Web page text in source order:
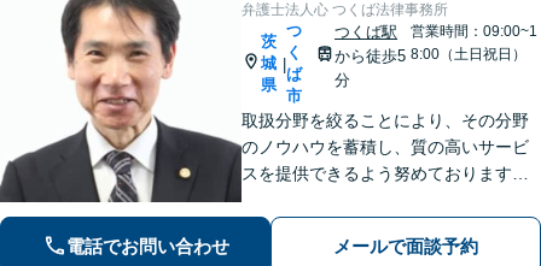
ます【着手金，相談無料対応
可能】
弁護士法人心 つくば法律事務所
茨
城
県
|
つ
く
ば
市
つくば駅
から徒歩5
分
営業時間：09:00~1
8:00（土日祝日）
取扱分野を絞ることにより、その分野
のノウハウを蓄積し、質の高いサービ
スを提供できるよう努めております。
で、お困りの際はご相談ください。
電話でお問い合わせ メールで面談予約